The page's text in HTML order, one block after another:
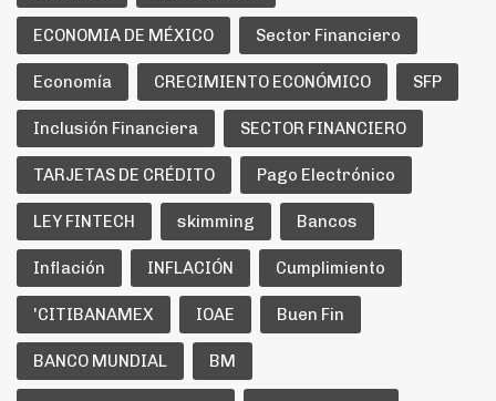
ECONOMIA DE MÉXICO Sector Financiero
Economía CRECIMIENTO ECONÓMICO SFP
Inclusión Financiera SECTOR FINANCIERO
TARJETAS DE CRÉDITO Pago Electrónico
LEY FINTECH skimming Bancos
Inflación INFLACIÓN Cumplimiento
'CITIBANAMEX IOAE Buen Fin
BANCO MUNDIAL BM